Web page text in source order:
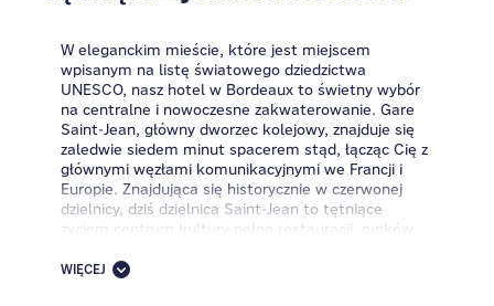
W eleganckim mieście, które jest miejscem
wpisanym na listę światowego dziedzictwa
UNESCO, nasz hotel w Bordeaux to świetny wybór
na centralne i nowoczesne zakwaterowanie. Gare
Saint-Jean, główny dworzec kolejowy, znajduje się
zaledwie siedem minut spacerem stąd, łącząc Cię z
głównymi węzłami komunikacyjnymi we Francji i
Europie. Znajdująca się historycznie w czerwonej
dzielnicy, dziś dzielnica Saint-Jean to tętniące
życiem centrum kultury pełne restauracji, rynków,
WIĘCEJ